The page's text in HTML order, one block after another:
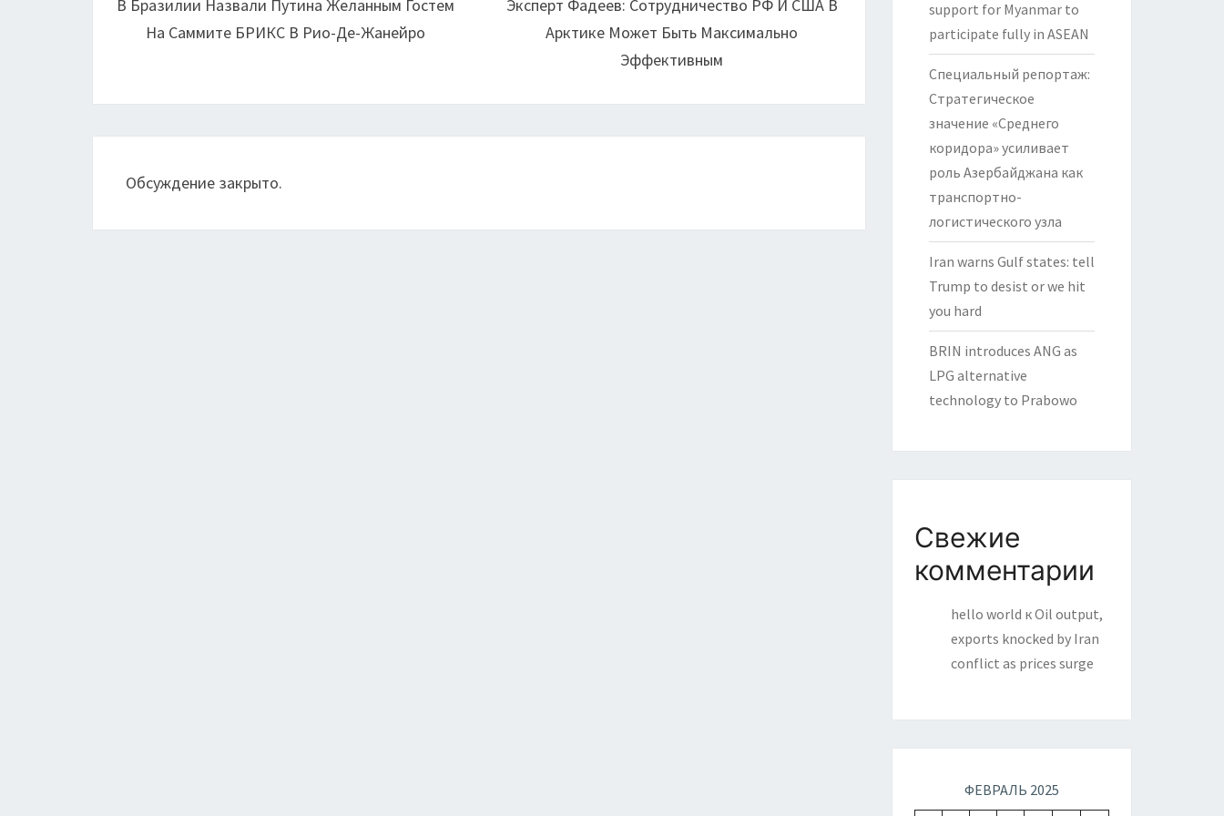
записям
В Бразилии Назвали Путина Желанным Гостем
На Саммите БРИКС В Рио-Де-Жанейро
Эксперт Фадеев: Сотрудничество РФ И США В
Арктике Может Быть Максимально
Эффективным
Обсуждение закрыто.
support for Myanmar to
participate fully in ASEAN
Специальный репортаж:
Стратегическое
значение «Среднего
коридора» усиливает
роль Азербайджана как
транспортно-
логистического узла
Iran warns Gulf states: tell
Trump to desist or we hit
you hard
BRIN introduces ANG as
LPG alternative
technology to Prabowo
Свежие
комментарии
hello world кOil output,
exports knocked by Iran
conflict as prices surge
ФЕВРАЛЬ 2025